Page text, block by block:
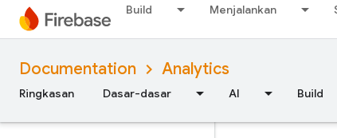
Build Menjalankan
Documentation Analytics
Ringkasan Dasar-dasar AI Build